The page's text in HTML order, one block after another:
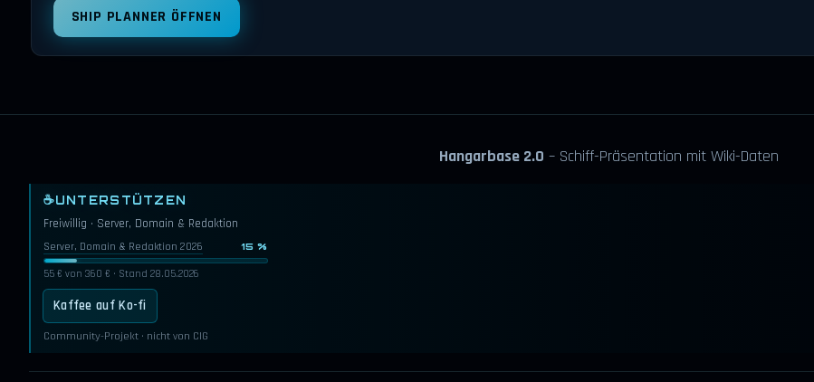
SHIP PLANNER ÖFFNEN
Hangarbase 2.0 – Schiff-Präsentation mit Wiki-Daten
☕UNTERSTÜTZEN
Freiwillig · Server, Domain & Redaktion
Server, Domain & Redaktion 2026 15 %
55 € von 360 € · Stand 28.05.2026
Kaffee auf Ko-fi
Community-Projekt · nicht von CIG